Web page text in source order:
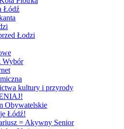
Łódź
Łodzi
Wybór
kultury i przyrody
Obywatelskie
Łódź!
= Akywny Senior